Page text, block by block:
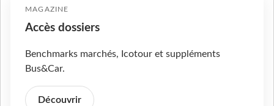
MAGAZINE
Accès dossiers
Benchmarks marchés, Icotour et suppléments
Bus&Car.
Découvrir